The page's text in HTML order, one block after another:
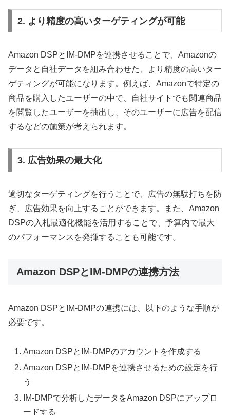
2. より精度の高いターゲティングが可能
Amazon DSPとIM-DMPを連携させることで、Amazonの
データと自社データを組み合わせた、より精度の高いター
ゲティングが可能になります。例えば、Amazonで特定の
商品を購入したユーザーの中で、自社サイトでも関連商品
を閲覧したユーザーを抽出し、そのユーザーに広告を配信
するなどの施策が考えられます。
3. 広告効果の最大化
適切なターゲティングを行うことで、広告の無駄打ちを防
ぎ、広告効果を向上することができます。また、Amazon
DSPの入札最適化機能を活用することで、予算内で最大
のパフォーマンスを発揮することも可能です。
Amazon DSPとIM-DMPの連携方法
Amazon DSPとIM-DMPの連携には、以下のような手順が
必要です。
Amazon DSPとIM-DMPのアカウントを作成する
Amazon DSPとIM-DMPを連携させるための設定を行
う
IM-DMPで分析したデータをAmazon DSPにアップロ
ードする